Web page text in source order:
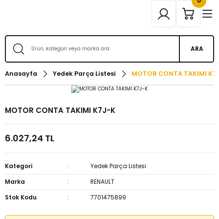
ARA
Anasayfa Yedek Parça Listesi MOTOR CONTA TAKIMI
MOTOR CONTA TAKIMI K7J-K
6.027,24 TL
Kategori
Yedek Parça Listesi
Marka
RENAULT
Stok Kodu
7701475899